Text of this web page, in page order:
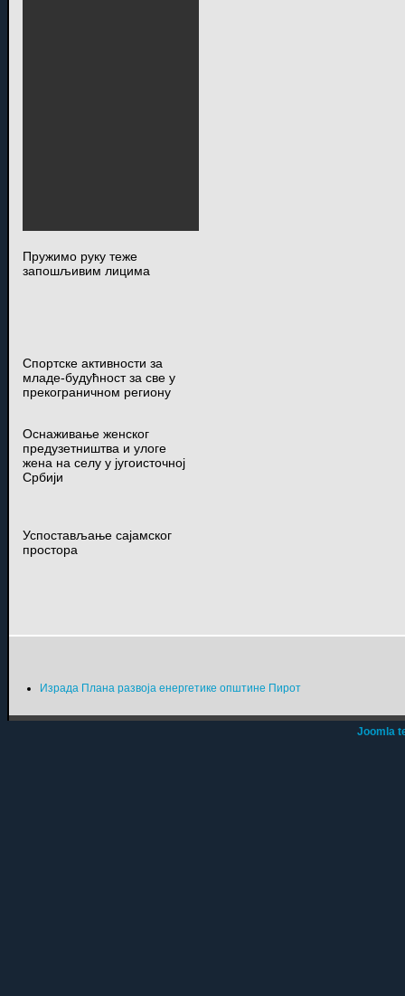
Пружимо руку теже
запошљивим лицима
Спортске активности за
младе-будућност за све у
прекограничном региону
Оснаживање женског
предузетништва и улоге
жена на селу у југоисточној
Србији
Успостављање сајамског
простора
Израда Плана развоја енергетике општине Пирот
Joomla